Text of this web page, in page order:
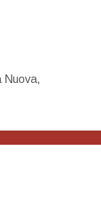
Nuova,